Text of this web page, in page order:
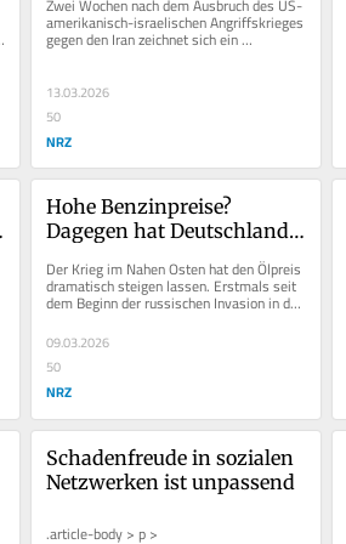
amerikanisch-israelischen Angriffskrieges
gegen den Iran zeichnet sich ein
allmähliches Ende des Waffengangs ab,...
13.03.2026
50
NRZ
Hohe Benzinpreise?
Dagegen hat Deutschland
mehrere Hebel in der Hand
Der Krieg im Nahen Osten hat den Ölpreis
dramatisch steigen lassen. Erstmals seit
dem Beginn der russischen Invasion in der
Ukraine liegt er deutlich...
09.03.2026
50
NRZ
Schadenfreude in sozialen
Netzwerken ist unpassend
.article-body > p >